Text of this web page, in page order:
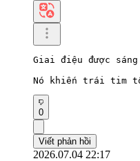
Giai điệu được
Nó khiến trái tim
0
Viết phản hồi
2026.07.04 22:17